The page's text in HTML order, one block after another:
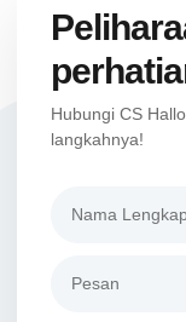
Hubungi CS
langkahnya!